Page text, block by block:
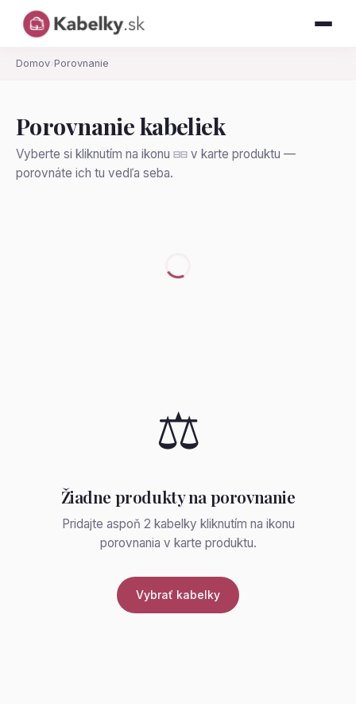
Domov› Porovnanie
Porovnanie kabeliek
Vyberte si kliknutím na ikonu ⊟⊟ v karte produktu —
porovnáte ich tu vedľa seba.
⚖️
Žiadne produkty na porovnanie
Pridajte aspoň 2 kabelky kliknutím na ikonu
porovnania v karte produktu.
Vybrať kabelky